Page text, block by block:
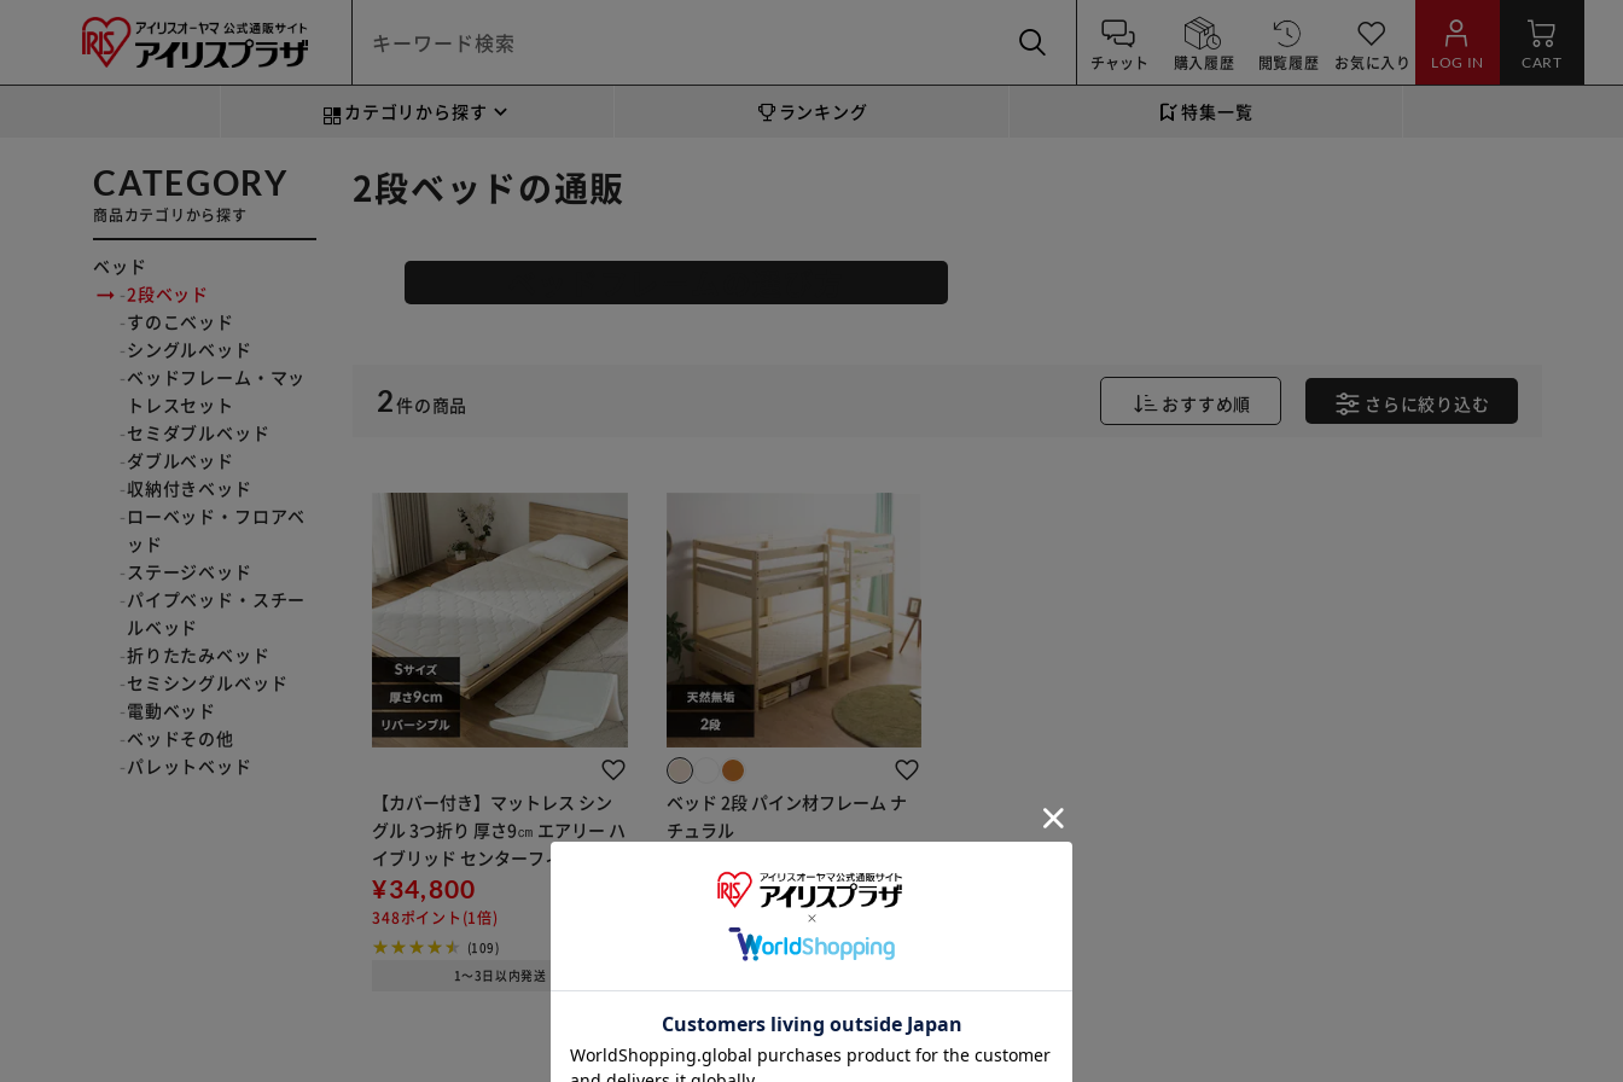
チャット 購入履歴 閲覧履歴 お気に入り LOG IN CART
カテゴリから探す ランキング 特集一覧
CATEGORY
商品カテゴリから探す
ベッド
2段ベッド
すのこベッド
シングルベッド
ベッドフレーム・マッ
トレスセット
セミダブルベッド
ダブルベッド
収納付きベッド
ローベッド・フロアベ
ッド
ステージベッド
パイプベッド・スチー
ルベッド
折りたたみベッド
セミシングルベッド
電動ベッド
ベッドその他
パレットベッド
2段ベッドの通販
2件の商品 おすすめ順 さらに絞り込む
【カバー付き】マットレス シン
グル 3つ折り 厚さ9㎝ エアリー ハ
イブリッド センターフィット HB
T80-S
¥34,800
348ポイント(1倍)
(109)
1～3日以内発送
ベッド 2段 パイン材フレーム ナ
チュラル
¥29,800
(1)
※ご確認ください